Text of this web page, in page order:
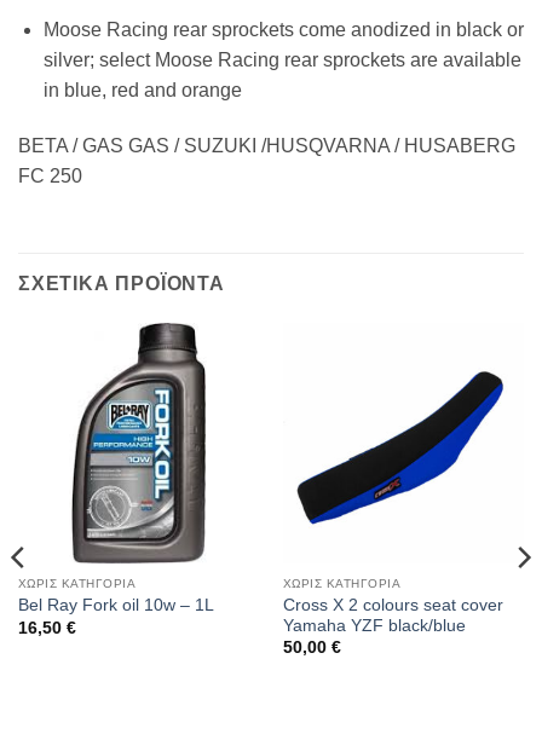
Moose Racing rear sprockets come anodized in black or
silver; select Moose Racing rear sprockets are available
in blue, red and orange
BETA / GAS GAS / SUZUKI /HUSQVARNA / HUSABERG
FC 250
ΣΧΕΤΙΚΑ ΠΡΟΪΟΝΤΑ
ΧΩΡΙΣ ΚΑΤΗΓΟΡΙΑ
Bel Ray Fork oil 10w – 1L
16,50 €
ΧΩΡΙΣ ΚΑΤΗΓΟΡΙΑ
Cross X 2 colours seat cover
Yamaha YZF black/blue
50,00 €